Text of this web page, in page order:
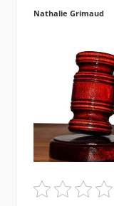
Nathalie Grimaud